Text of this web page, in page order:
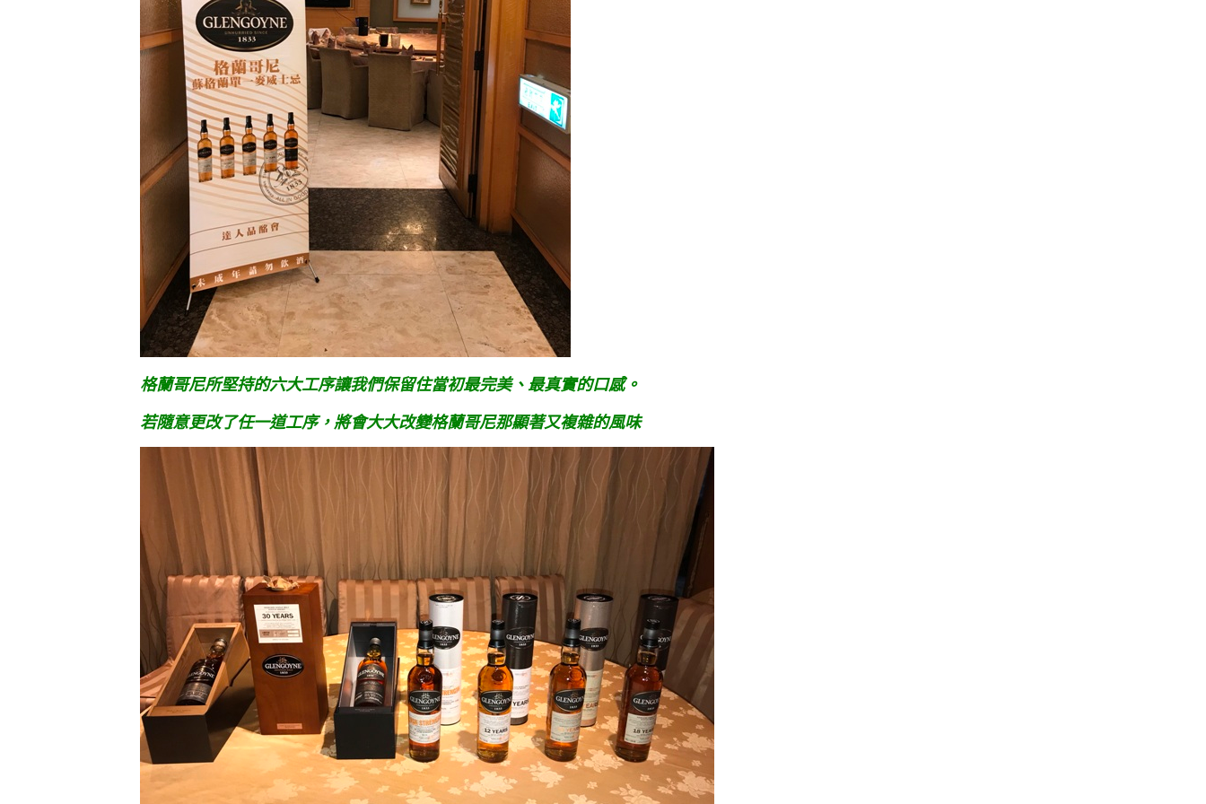
格蘭哥尼所堅持的六大工序讓我們保留住當初最完美、最真實的口感。
若隨意更改了任一道工序，將會大大改變格蘭哥尼那顯著又複雜的風味